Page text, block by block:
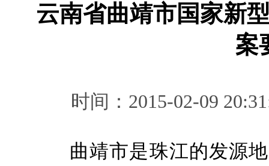
云南省曲靖市国家新
案
时间：2015-02-09
曲靖市是珠江的发源地